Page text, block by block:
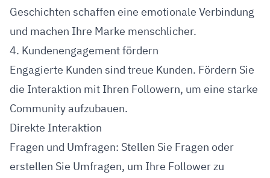
Geschichten schaffen eine emotionale Verbindung
und machen Ihre Marke menschlicher.
4. Kundenengagement fördern
Engagierte Kunden sind treue Kunden. Fördern Sie
die Interaktion mit Ihren Followern, um eine starke
Community aufzubauen.
Direkte Interaktion
Fragen und Umfragen: Stellen Sie Fragen oder
erstellen Sie Umfragen, um Ihre Follower zu